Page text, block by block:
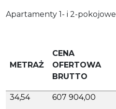
Apartamenty 1- i 2-pokojowe
METRAŻ
CENA
OFERTOWA
BRUTTO
34,54 607 904,00